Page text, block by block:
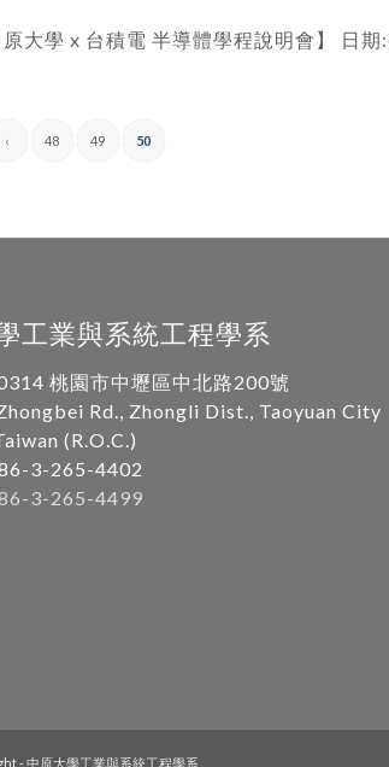
原大學 x 台積電 半導體學程說明會】 日
‹ 48 49 50
工業與系統工程學系
桃園市中壢區中北路200號
Rd., Zhongli Dist., Taoyuan City
(R.O.C.)
3-265-4402
3-265-4499
- 中原大學工業與系統工程學系